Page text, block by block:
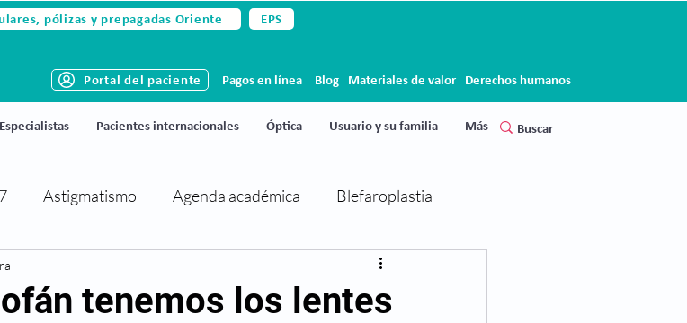
pólizas y prepagadas Oriente EPS
Portal del paciente Pagos en línea Blog Materiales de valor Derechos humanos
Especialistas Pacientes internacionales Óptica Usuario y su familia Más
Astigmatismo Agenda académica Blefaroplastia
Cirugía de párpados
tenemos los lentes